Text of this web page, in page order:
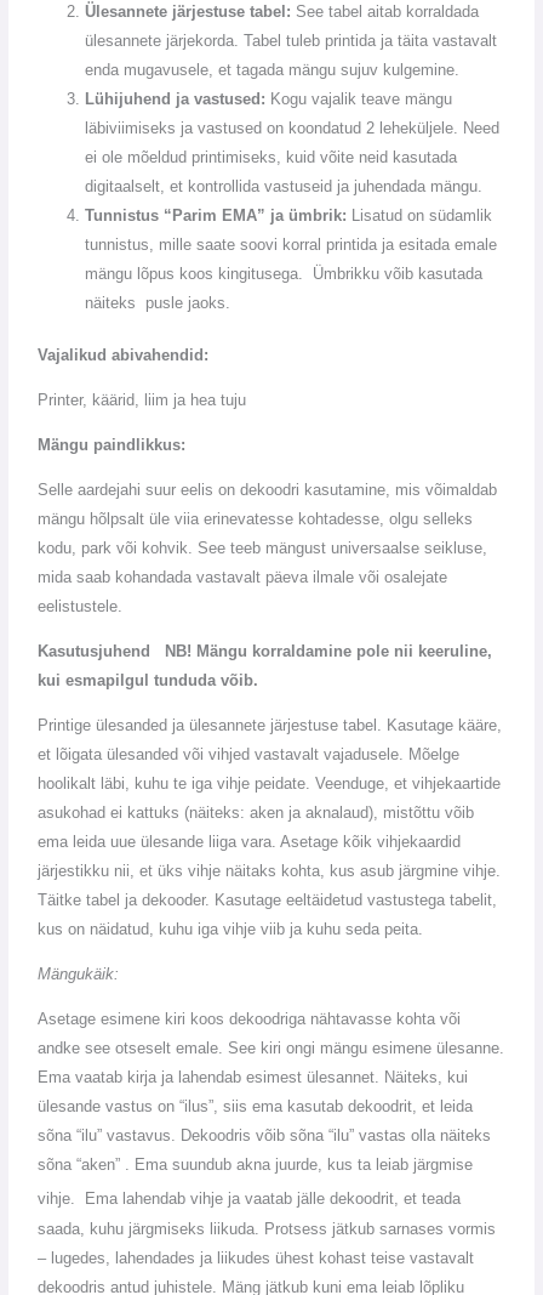
Ülesannete järjestuse tabel: See tabel aitab korraldada
ülesannete järjekorda. Tabel tuleb printida ja täita vastavalt
enda mugavusele, et tagada mängu sujuv kulgemine.
Lühijuhend ja vastused: Kogu vajalik teave mängu
läbiviimiseks ja vastused on koondatud 2 leheküljele. Need
ei ole mõeldud printimiseks, kuid võite neid kasutada
digitaalselt, et kontrollida vastuseid ja juhendada mängu.
Tunnistus “Parim EMA” ja ümbrik: Lisatud on südamlik
tunnistus, mille saate soovi korral printida ja esitada emale
mängu lõpus koos kingitusega. Ümbrikku võib kasutada
näiteks pusle jaoks.
Vajalikud abivahendid:
Printer, käärid, liim ja hea tuju
Mängu paindlikkus:
Selle aardejahi suur eelis on dekoodri kasutamine, mis võimaldab
mängu hõlpsalt üle viia erinevatesse kohtadesse, olgu selleks
kodu, park või kohvik. See teeb mängust universaalse seikluse,
mida saab kohandada vastavalt päeva ilmale või osalejate
eelistustele.
Kasutusjuhend NB! Mängu korraldamine pole nii keeruline,
kui esmapilgul tunduda võib.
Printige ülesanded ja ülesannete järjestuse tabel. Kasutage kääre,
et lõigata ülesanded või vihjed vastavalt vajadusele. Mõelge
hoolikalt läbi, kuhu te iga vihje peidate. Veenduge, et vihjekaartide
asukohad ei kattuks (näiteks: aken ja aknalaud), mistõttu võib
ema leida uue ülesande liiga vara. Asetage kõik vihjekaardid
järjestikku nii, et üks vihje näitaks kohta, kus asub järgmine vihje.
Täitke tabel ja dekooder. Kasutage eeltäidetud vastustega tabelit,
kus on näidatud, kuhu iga vihje viib ja kuhu seda peita.
Mängukäik:
Asetage esimene kiri koos dekoodriga nähtavasse kohta või
andke see otseselt emale. See kiri ongi mängu esimene ülesanne.
Ema vaatab kirja ja lahendab esimest ülesannet. Näiteks, kui
ülesande vastus on “ilus”, siis ema kasutab dekoodrit, et leida
sõna “ilu” vastavus. Dekoodris võib sõna “ilu” vastas olla näiteks
sõna “aken” . Ema suundub akna juurde, kus ta leiab järgmise
vihje.
Ema lahendab vihje ja vaatab jälle dekoodrit, et teada
saada, kuhu järgmiseks liikuda. Protsess jätkub sarnases vormis
– lugedes, lahendades ja liikudes ühest kohast teise vastavalt
dekoodris antud juhistele. Mäng jätkub kuni ema leiab lõpliku